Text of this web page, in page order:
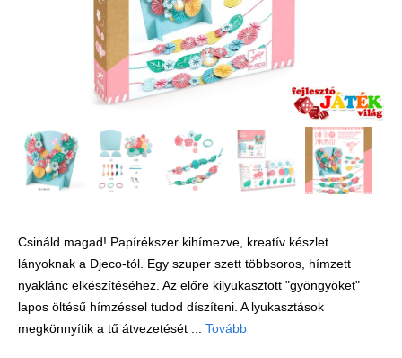
Csináld magad! Papírékszer kihímezve, kreatív készlet
lányoknak a Djeco-tól. Egy szuper szett többsoros, hímzett
nyaklánc elkészítéséhez. Az előre kilyukasztott "gyöngyöket"
lapos öltésű hímzéssel tudod díszíteni. A lyukasztások
megkönnyítik a tű átvezetését ... Tovább
Gyerekszoba
Intelligens gyurma
Iskolaszerek
Kreatív játék
Könyv
Logikai játékok
LOGICO
LÜK